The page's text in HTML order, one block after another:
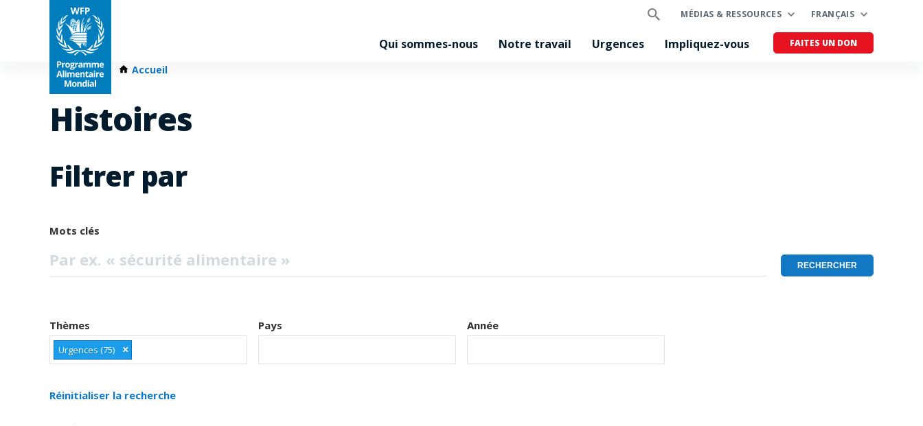
MÉDIAS & RESSOURCES FRANÇAIS
Qui sommes-nous Notre travail Urgences Impliquez-vous FAITES UN DON
Accueil
Histoires
Filtrer par
Mots clés
Thèmes
Urgences (75) ×
Pays Année
Réinitialiser la recherche